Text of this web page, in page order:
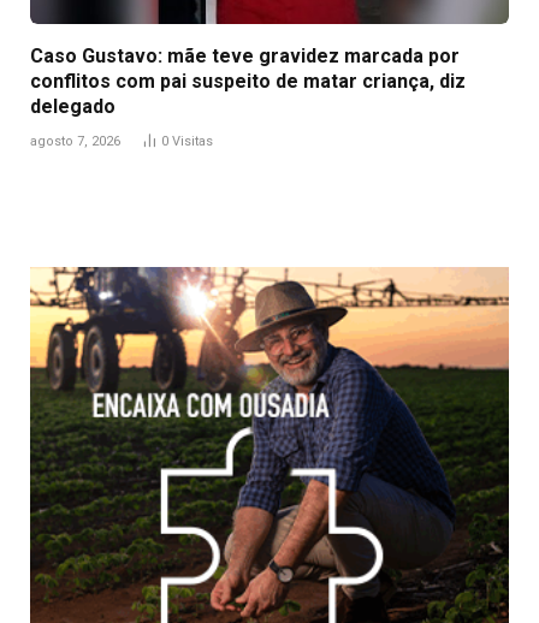
Caso Gustavo: mãe teve gravidez marcada por
conflitos com pai suspeito de matar criança, diz
delegado
agosto 7, 2026 0 Visitas